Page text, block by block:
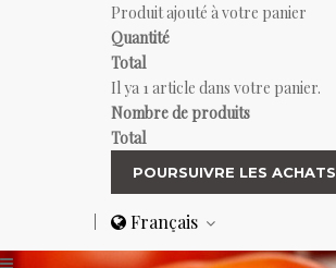
Produit ajouté à votre panier
Quantité
Total
Il ya 1 article dans votre panier.
Nombre de produits
Total
POURSUIVRE LES ACHATS
Français